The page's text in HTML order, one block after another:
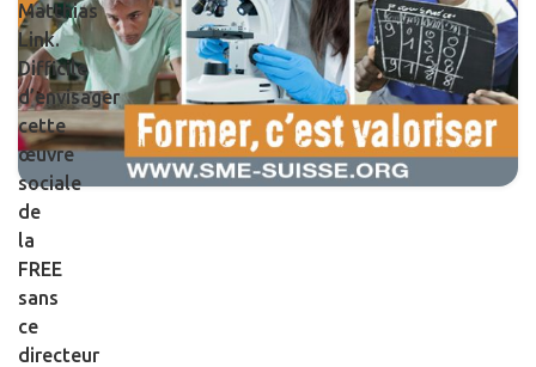
Matthias
Link.
Difficile
d’envisager
cette
œuvre
sociale
de
la
FREE
sans
ce
directeur